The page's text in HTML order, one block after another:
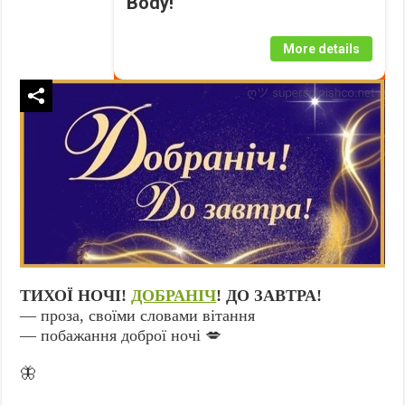
More details
ТИХОЇ НОЧІ!ДОБРАНІЧ! ДО ЗАВТРА!
— проза, своїми словами вітання
— побажання доброї ночі 💋
🦋